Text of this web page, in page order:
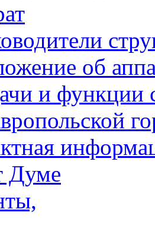
об
и функции
Думе